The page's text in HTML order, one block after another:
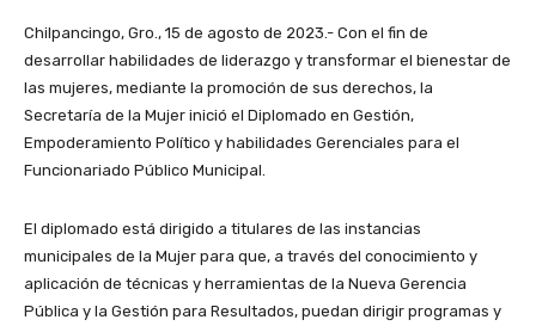
Chilpancingo, Gro., 15 de agosto de 2023.- Con el fin de
desarrollar habilidades de liderazgo y transformar el bienestar de
las mujeres, mediante la promoción de sus derechos, la
Secretaría de la Mujer inició el Diplomado en Gestión,
Empoderamiento Político y habilidades Gerenciales para el
Funcionariado Público Municipal.
El diplomado está dirigido a titulares de las instancias
municipales de la Mujer para que, a través del conocimiento y
aplicación de técnicas y herramientas de la Nueva Gerencia
Pública y la Gestión para Resultados, puedan dirigir programas y